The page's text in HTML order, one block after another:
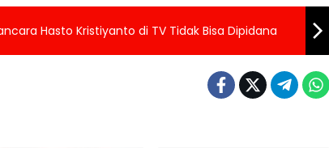
Hasto Kristiyanto di TV Tidak Bisa Dipidana